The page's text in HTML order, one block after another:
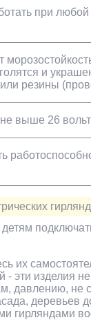
при
и
резины
выше 26
их
- эти изделия
давлению, не
деревьев
гирляндами